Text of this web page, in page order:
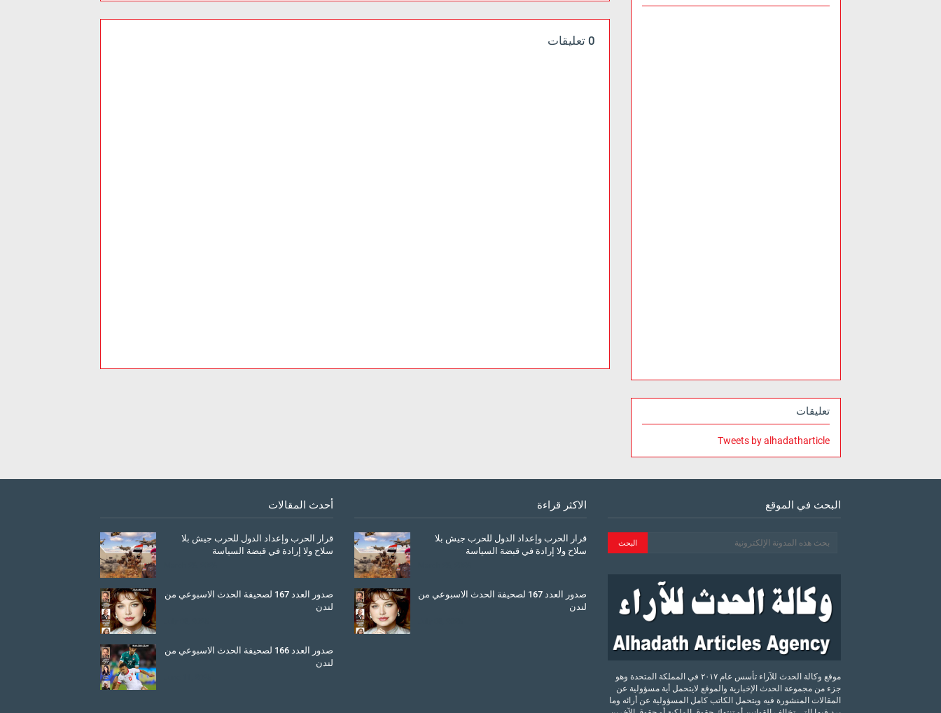
0 تعليقات
تعليقات
Tweets by alhadatharticle
البحث في الموقع
موقع وكالة الحدث للآراء تأسس عام ٢٠١٧ في المملكة المتحدة وهو
جزء من مجموعة الحدث الإخبارية والموقع لايتحمل أية مسؤولية عن
المقالات المنشورة فيه ويتحمل الكاتب كامل المسؤولية عن أرائه وما
الاكثر قراءة
قرار الحرب وإعداد الدول للحرب جيش بلا
سلاح ولا إرادة في قبضة السياسة
صدور العدد 167 لصحيفة الحدث الاسبوعي من
لندن
أحدث المقالات
قرار الحرب وإعداد الدول للحرب جيش بلا
سلاح ولا إرادة في قبضة السياسة
صدور العدد 167 لصحيفة الحدث الاسبوعي من
لندن
صدور العدد 166 لصحيفة الحدث الاسبوعي من
لندن